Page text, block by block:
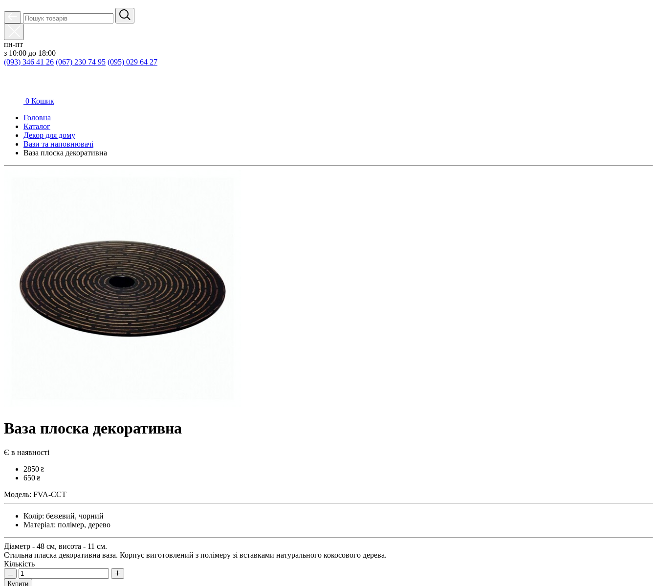
пн-пт
з 10:00 до 18:00
(093) 346 41 26 (067) 230 74 95 (095) 029 64 27
0 Кошик
Головна
Каталог
Декор для дому
Вази та наповнювачі
Ваза плоска декоративна
Ваза плоска декоративна
Є в наявності
2850 ₴
650 ₴
Модель: FVA-CCT
Колір: бежевий, чорний
Матеріал: полімер, дерево
Діаметр - 48 см, висота - 11 см.
Стильна пласка декоративна ваза. Корпус виготовлений з полімеру зі вставками натурального кокосового дерева.
Кількість
Купити